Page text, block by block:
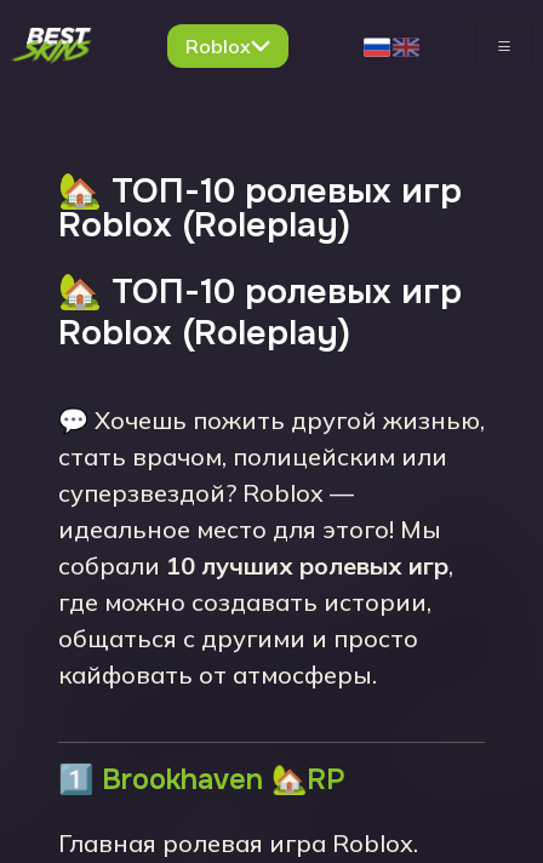
Roblox
🏡 ТОП-10 ролевых игр
Roblox (Roleplay)
🏡 ТОП-10 ролевых игр
Roblox (Roleplay)
💬 Хочешь пожить другой жизнью,
стать врачом, полицейским или
суперзвездой? Roblox —
идеальное место для этого! Мы
собрали 10 лучших ролевых игр,
где можно создавать истории,
общаться с другими и просто
кайфовать от атмосферы.
1️⃣ Brookhaven 🏡RP
Главная ролевая игра Roblox.